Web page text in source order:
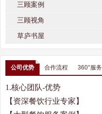
三顾案例
三顾视角
草庐书屋
公司优势 合作流程 360°服务
1.核心团队-优势
【资深餐饮行业专家】